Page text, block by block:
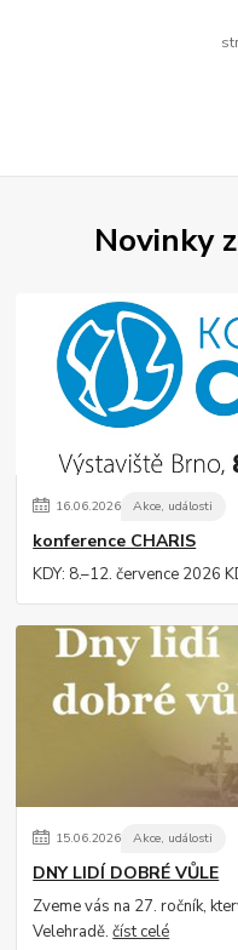
Novinky
16.06.2026 Akce, události
konference CHARIS
KDY: 8.–12. července 2026
15.06.2026 Akce, události
DNY LIDÍ DOBRÉ VŮLE
Zveme vás na 27. ročník,
Velehradě.číst celé